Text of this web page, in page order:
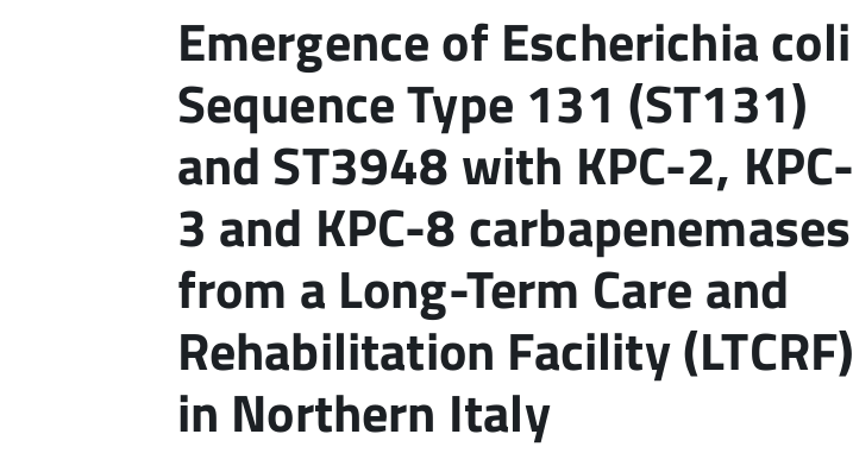
Emergence of Escherichia coli
Sequence Type 131 (ST131)
and ST3948 with KPC-2, KPC-
3 and KPC-8 carbapenemases
from a Long-Term Care and
Rehabilitation Facility (LTCRF)
in Northern Italy